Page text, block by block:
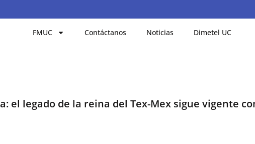
FMUC Contáctanos Noticias Dimetel UC
el legado de la reina del Tex-Mex sigue vigente